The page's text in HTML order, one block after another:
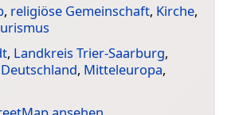
, religiöse Gemeinschaft, Kirche,
, Landkreis Trier-Saarburg,
Deutschland, Mitteleuropa,